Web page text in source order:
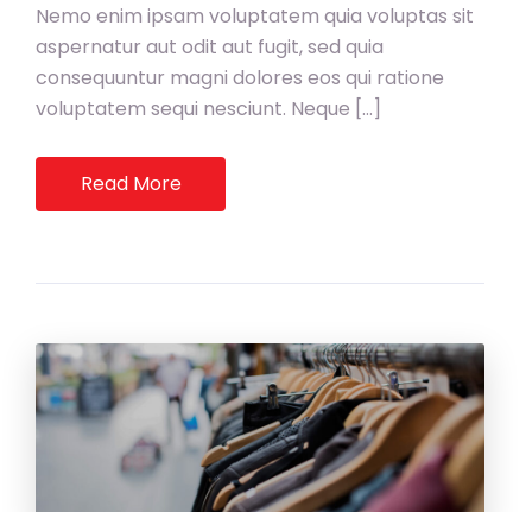
Nemo enim ipsam voluptatem quia voluptas sit
aspernatur aut odit aut fugit, sed quia
consequuntur magni dolores eos qui ratione
voluptatem sequi nesciunt. Neque […]
Read More